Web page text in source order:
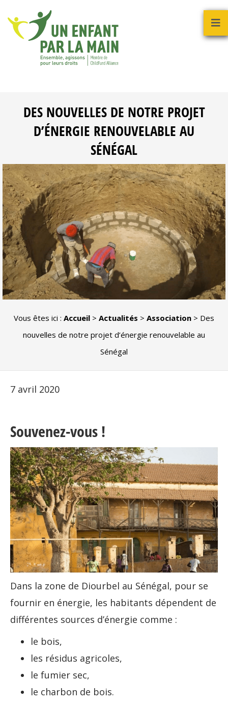
DES NOUVELLES DE NOTRE PROJET
D’ÉNERGIE RENOUVELABLE AU
SÉNÉGAL
Vous êtes ici : Accueil > Actualités > Association > Des
nouvelles de notre projet d’énergie renouvelable au
Sénégal
7 avril 2020
Souvenez-vous !
Dans la zone de Diourbel au Sénégal, pour se
fournir en énergie, les habitants dépendent de
différentes sources d’énergie comme :
le bois,
les résidus agricoles,
le fumier sec,
le charbon de bois.